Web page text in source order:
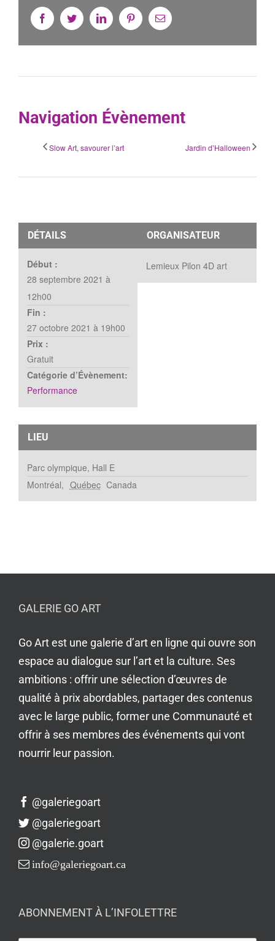
FacebookTwitterLinkedin PinterestEmail
Navigation Évènement
Slow Art, savourer l’art Jardin d’Halloween
DÉTAILS
Début :
28 septembre 2021 à
12h00
Fin :
27 octobre 2021 à 19h00
Prix :
Gratuit
Catégorie d’Évènement:
Performance
LIEU
Parc olympique, Hall E
Montréal, Québec Canada
ORGANISATEUR
Lemieux Pilon 4D art
GALERIE GO ART
Go Art est une galerie d’art en ligne qui ouvre son
espace au dialogue sur l’art et la culture. Ses
ambitions : offrir une sélection d’œuvres de
qualité à prix abordables, partager des contenus
avec le large public, former une Communauté et
offrir à ses membres des événements qui vont
nourrir leur passion.
@galeriegoart
@galeriegoart
@galerie.goart
info@galeriegoart.ca
ABONNEMENT À L’INFOLETTRE